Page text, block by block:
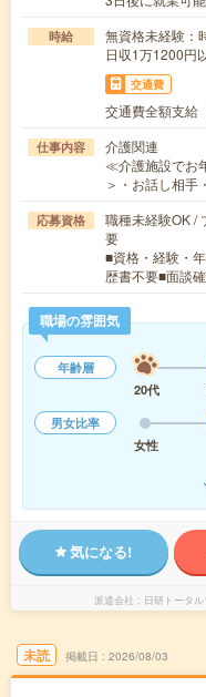
時給
無資格未経験
日収1万1200円
交通費
交通費全額支給
仕事内容
介護関連
≪介護施設でお
＞・お話し相
応募資格
職種未経験OK /
要
■資格・経験・
歴書不要■面談
職場の雰囲気
年齢層
20代
男女比率
女性
気になる!
派遣会社 日研トータ
未読 掲載日 2026/08/03